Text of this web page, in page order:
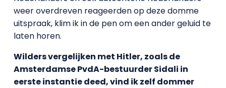
weer overdreven reageerden op deze domme
uitspraak, klim ik in de pen om een ander geluid te
laten horen.
Wilders vergelijken met Hitler, zoals de
Amsterdamse PvdA-bestuurder Sidali in
eerste instantie deed, vind ik zelf dommer